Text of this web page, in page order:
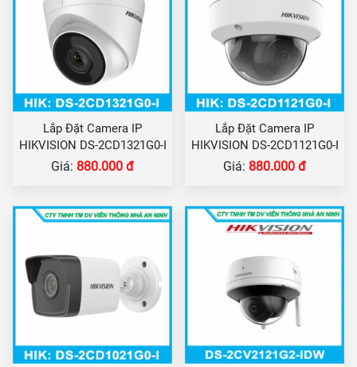
Lắp Đặt Camera IP
HIKVISION DS-2CD1321G0-I
Giá: 880.000 đ
Lắp Đặt Camera IP
HIKVISION DS-2CD1121G0-I
Giá: 880.000 đ